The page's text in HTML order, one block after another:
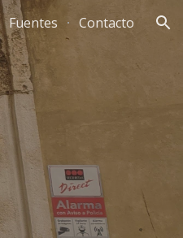
Fuentes Contacto